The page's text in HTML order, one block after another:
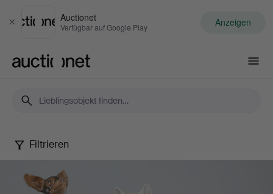
Schließen
Auctionet
Verfügbar auf Google Play Anzeigen
Danish
figurines
Filtrieren